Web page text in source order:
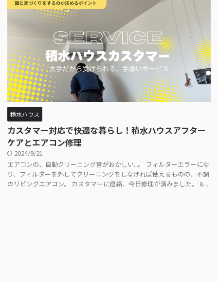
積水ハウス
カスタマー対応で快適な暮らし！積水ハウスアフター
ケアとエアコン修理
2024/9/21
エアコンの、自動クリーニング音がおかしい...。 フィルターエラーにな
り、フィルターを外してクリーニングをしなげれば使えるものの、不調
のリビングエアコン。 カスタマーに連絡、今日修理が済みました。 & ...